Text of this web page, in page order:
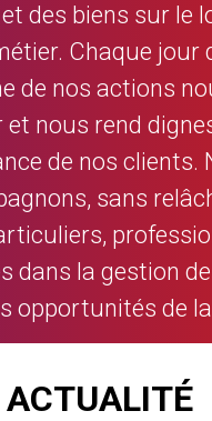
des biens sur le
Chaque jour
de nos actions
et nous rend
de nos clients.
sans
dans la gestion
opportunités de
ACTUALITÉ